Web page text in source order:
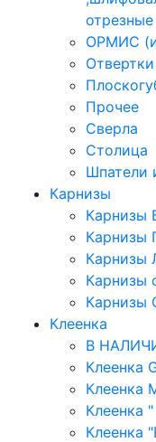
отрезные
ОРМИС
Отвертки
Прочее
Сверла
Столица
Шпатели
Карнизы
Карнизы
Карнизы
Карнизы
Карнизы
Карнизы
Клеенка
В
Клеенка
Клеенка
Клеенка
Клеенка